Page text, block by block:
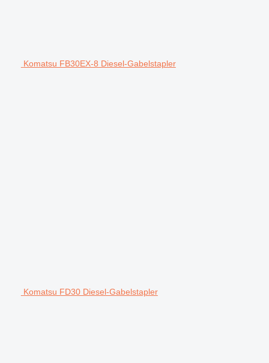
Komatsu FB30EX-8 Diesel-Gabelstapler
Komatsu FD30 Diesel-Gabelstapler